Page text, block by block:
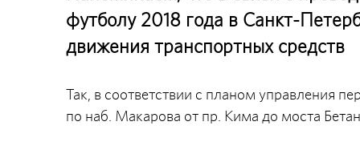
футболу 2018 года в Санкт-
движения транспортных средств
Так, в соответствии с планом управления
по наб. Макарова от пр. Кима до моста